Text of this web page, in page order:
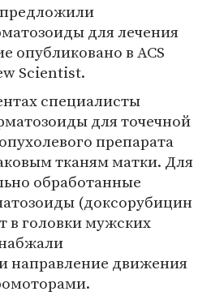
для лечения
опубликовано в ACS
Scientist.
специалисты
для точечной
препарата
тканям матки. Для
обработанные
(доксорубицин
в головки мужских
направление движения